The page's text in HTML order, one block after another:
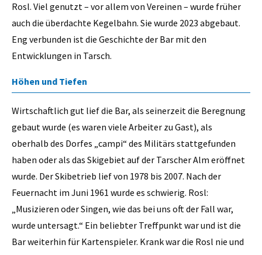
Rosl. Viel genutzt – vor allem von Vereinen – wurde früher
auch die überdachte Kegelbahn. Sie wurde 2023 abgebaut.
Eng verbunden ist die Geschichte der Bar mit den
Entwicklungen in Tarsch.
Höhen und Tiefen
Wirtschaftlich gut lief die Bar, als seinerzeit die Beregnung
gebaut wurde (es waren viele Arbeiter zu Gast), als
oberhalb des Dorfes „campi“ des Militärs stattgefunden
haben oder als das Skigebiet auf der Tarscher Alm eröffnet
wurde. Der Skibetrieb lief von 1978 bis 2007. Nach der
Feuernacht im Juni 1961 wurde es schwierig. Rosl:
„Musizieren oder Singen, wie das bei uns oft der Fall war,
wurde untersagt.“ Ein beliebter Treffpunkt war und ist die
Bar weiterhin für Kartenspieler. Krank war die Rosl nie und